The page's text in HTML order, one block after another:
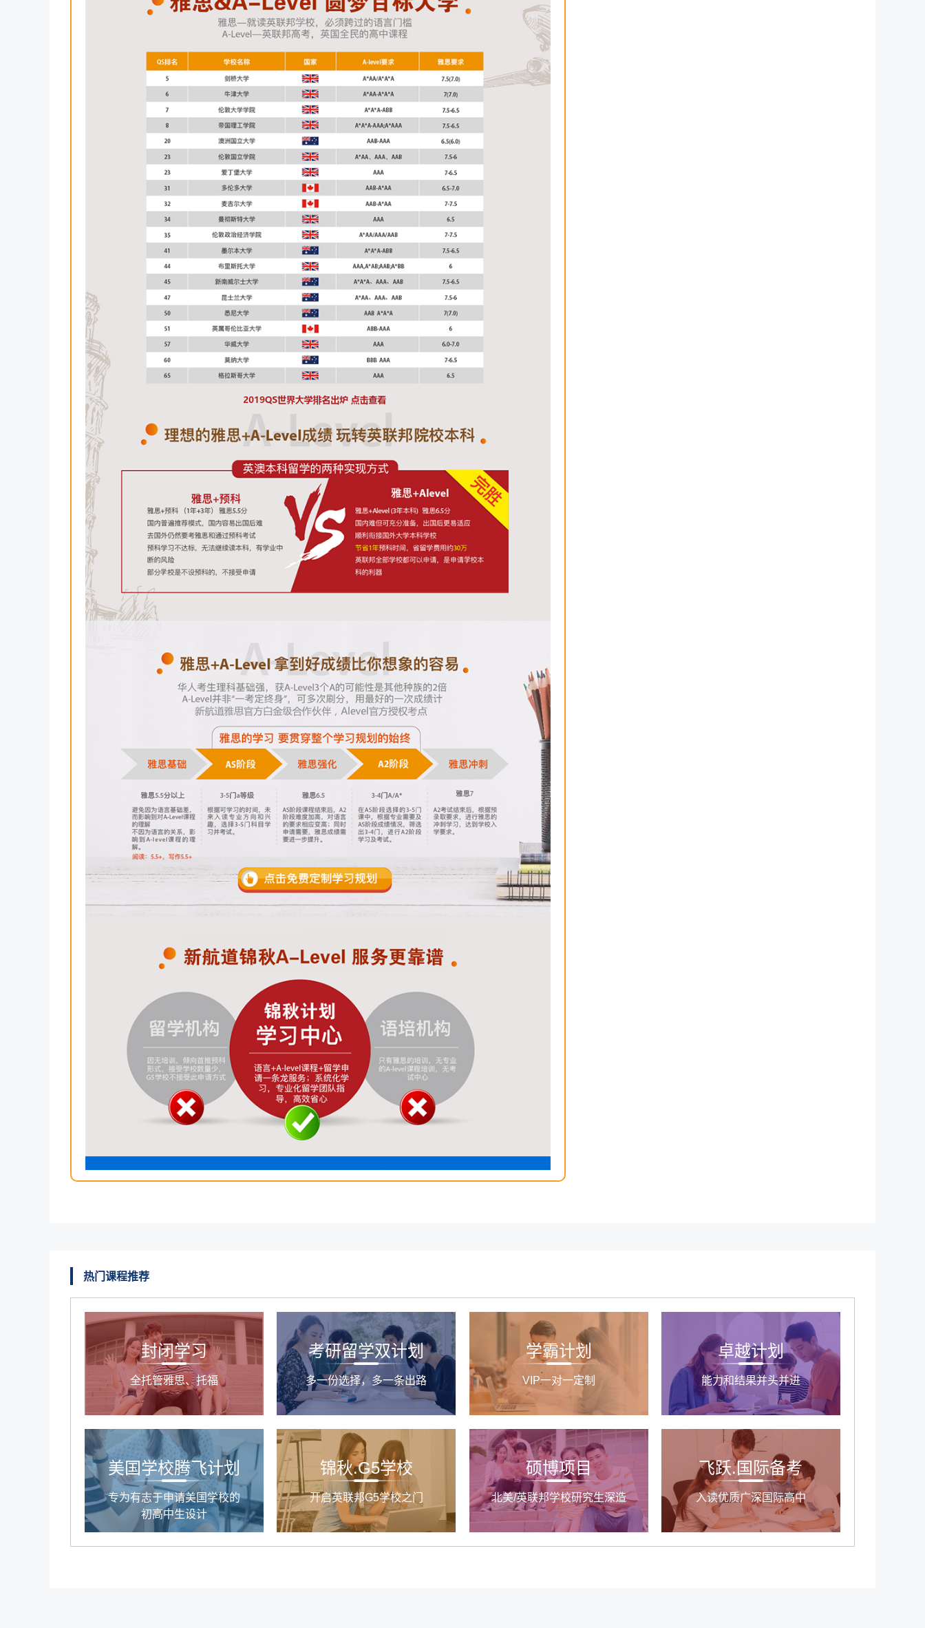
热门课程推荐
封闭学习
全托管雅思、托福
考研留学双计划
多一份选择，多一条出路
学霸计划
VIP一对一定制
卓越计划
能力和结果并头并进
美国学校腾飞计划
专为有志于申请美国学校的
初高中生设计
锦秋.G5学校
开启英联邦G5学校之门
硕博项目
北美/英联邦学校研究生深造
飞跃.国际备考
入读优质广深国际高中